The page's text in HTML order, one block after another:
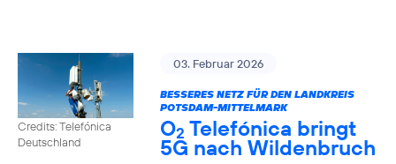
Credits: Telefónica
Deutschland
03. Februar 2026
BESSERES NETZ FÜR DEN LANDKREIS
POTSDAM-MITTELMARK
O2 Telefónica bringt
5G nach Wildenbruch